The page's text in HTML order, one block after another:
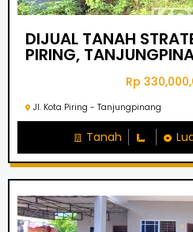
DIJUAL TANAH
PIRING,
Rp
Jl. Kota Piring - Tanjungpinang
Tanah